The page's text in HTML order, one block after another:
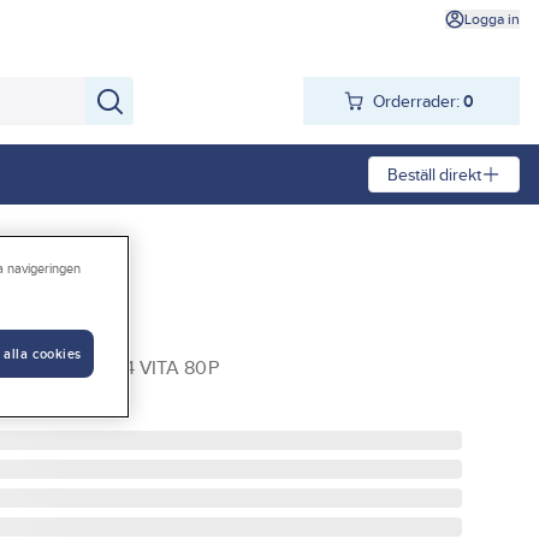
Logga in
Orderrader: 0
Beställ direkt
Original
MELITTA 1X4 VITA 80P
navigeringen
alla cookies